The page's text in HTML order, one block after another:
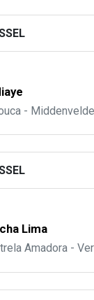
-
Lima
Amadora -